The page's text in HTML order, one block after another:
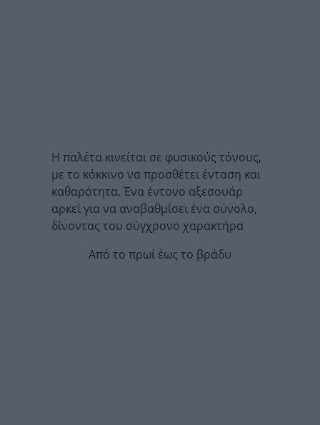
Η παλέτα κινείται σε φυσικούς τόνους,
με το κόκκινο να προσθέτει ένταση και
καθαρότητα. Ένα έντονο αξεσουάρ
αρκεί για να αναβαθμίσει ένα σύνολο,
δίνοντας του σύγχρονο χαρακτήρα
Από το πρωί έως το βράδυ